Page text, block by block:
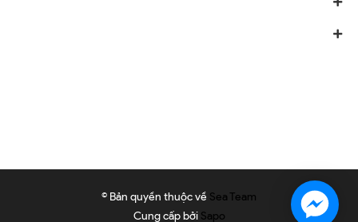
© Bản quyền thuộc về Sea Team
Cung cấp bởi Sapo